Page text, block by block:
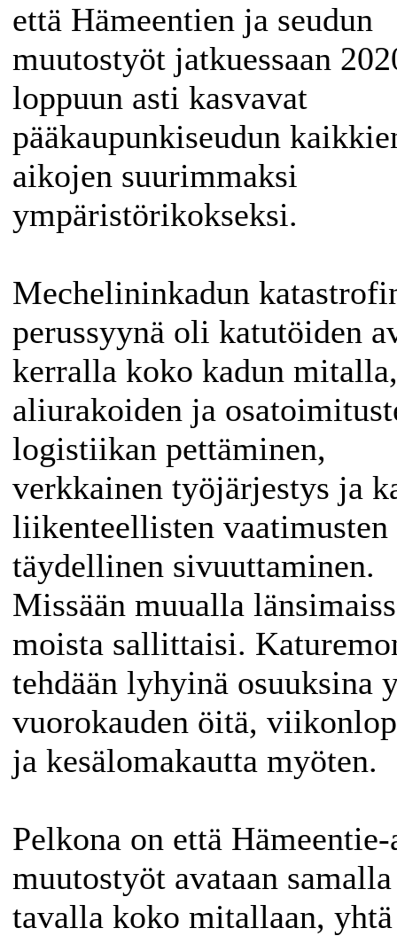
että Hämeentien ja seudun
muutostyöt jatkuessaan
loppuun asti kasvavat
pääkaupunkiseudun
aikojen suurimmaksi
ympäristörikokseksi.
Mechelininkadun
perussyynä oli katutöiden
kerralla koko kadun mitalla,
aliurakoiden ja
logistiikan pettäminen,
verkkainen työjärjestys ja
liikenteellisten vaatimusten
täydellinen sivuuttaminen.
Missään muualla
moista sallittaisi.
tehdään lyhyinä osuuksina
vuorokauden öitä,
ja kesälomakautta myöten.
Pelkona on että Hämeentie-
muutostyöt avataan samalla
tavalla koko mitallaan, yhtä